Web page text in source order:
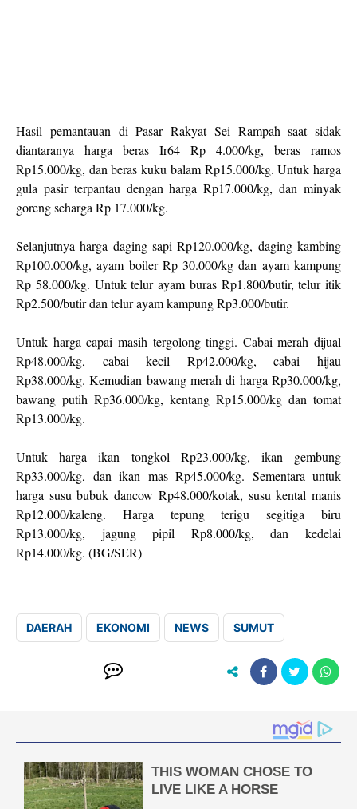
Hasil pemantauan di Pasar Rakyat Sei Rampah saat sidak
diantaranya harga beras Ir64 Rp 4.000/kg, beras ramos
Rp15.000/kg, dan beras kuku balam Rp15.000/kg. Untuk harga
gula pasir terpantau dengan harga Rp17.000/kg, dan minyak
goreng seharga Rp 17.000/kg.
Selanjutnya harga daging sapi Rp120.000/kg, daging kambing
Rp100.000/kg, ayam boiler Rp 30.000/kg dan ayam kampung
Rp 58.000/kg. Untuk telur ayam buras Rp1.800/butir, telur itik
Rp2.500/butir dan telur ayam kampung Rp3.000/butir.
Untuk harga capai masih tergolong tinggi. Cabai merah dijual
Rp48.000/kg, cabai kecil Rp42.000/kg, cabai hijau
Rp38.000/kg. Kemudian bawang merah di harga Rp30.000/kg,
bawang putih Rp36.000/kg, kentang Rp15.000/kg dan tomat
Rp13.000/kg.
Untuk harga ikan tongkol Rp23.000/kg, ikan gembung
Rp33.000/kg, dan ikan mas Rp45.000/kg. Sementara untuk
harga susu bubuk dancow Rp48.000/kotak, susu kental manis
Rp12.000/kaleng. Harga tepung terigu segitiga biru
Rp13.000/kg, jagung pipil Rp8.000/kg, dan kedelai
Rp14.000/kg. (BG/SER)
DAERAH EKONOMI NEWS SUMUT